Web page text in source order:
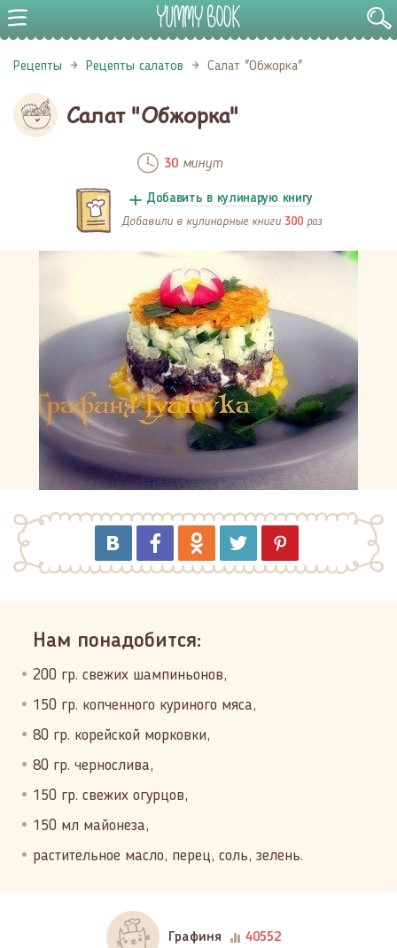
Рецепты Рецепты салатов Салат "Обжорка"
Салат "Обжорка"
30минут
Добавить в кулинарую книгу
Добавили в кулинарные книги 300 раз
Нам понадобится:
200 гр. свежих шампиньонов,
150 гр. копченного куриного мяса,
80 гр. корейской морковки,
80 гр. чернослива,
150 гр. свежих огурцов,
150 мл майонеза,
растительное масло, перец, соль, зелень.
Графиня 40552